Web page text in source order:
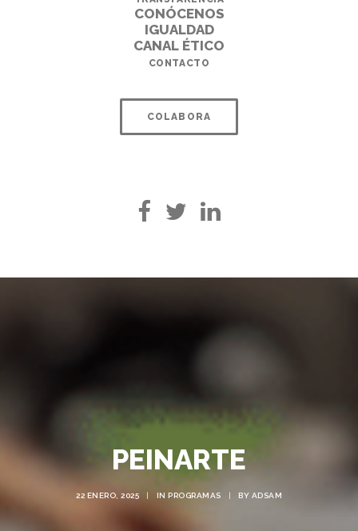
CONÓCENOS
IGUALDAD
CANAL ÉTICO
CONTACTO
COLABORA
PEINARTE
22 ENERO, 2025 | IN PROGRAMAS | BY ADSAM